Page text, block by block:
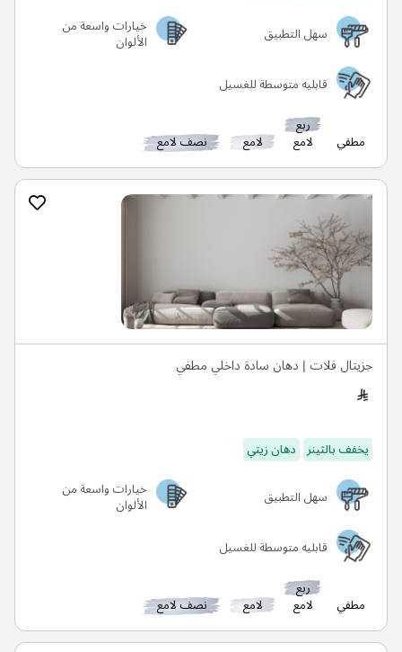
سهل التطبيق
خيارات واسعة من
الألوان
قابليه متوسطة للغسيل
مطفي
ربع
لامع لامع نصف لامع
جزيتال فلات | دهان سادة داخلي مطفي
يخفف بالثينر دهان زيتي
سهل التطبيق
خيارات واسعة من
الألوان
قابليه متوسطة للغسيل
مطفي
ربع
لامع لامع نصف لامع